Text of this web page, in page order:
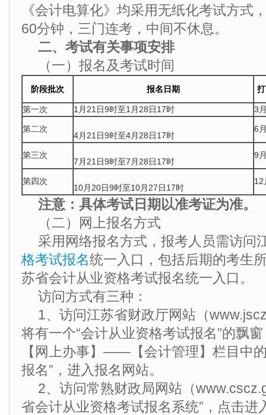
《会计电算化》均采用无纸化考试方式
60分钟，三门连考，中间不休息。
二、考试有关事项安排
（一）报名及考试时间
阶段批次 报名日期
第一次 1月21日9时至1月28日17时 3
第二次
4月21日9时至4月28日17时
6
第三次
7月21日9时至7月28日17时
9
第四次
10月20日9时至10月27日17时
12
注意：具体考试日期以准考证为准。
（二）网上报名方式
采用网络报名方式，报考人员需访问
格考试报名统一入口，包括后期的考生
苏省会计从业资格考试报名统一入口。
访问方式有三种：
1、访问江苏省财政厅网站（
将有一个“会计从业资格考试报名”的飘
【网上办事】——【会计管理】栏目中
报名”，进入报名网站。
2、访问常熟财政局网站（
省会计从业资格考试报名系统”，点击进